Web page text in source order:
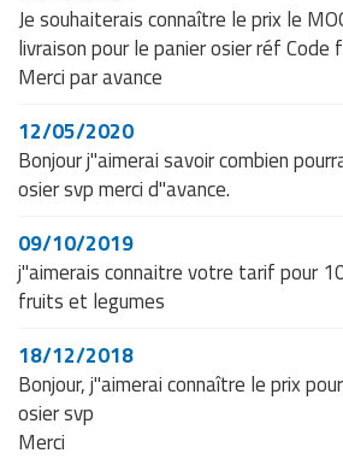
Tuyau galvanisé
Tuyau renforcé
Ventilateurs et aération d'atelier
sportif
Jeu gymnique
Loisirs
Matériel de fitness
Matériel de musculation
Vêtement sportif
Réchaud professionnel
Restauration foraine
Robinetterie professionnelle
Rôtisserie professionnelle
Sautause professionnelle
Table de cuisson professionnelle
Tables de préparation réfrigérées
Je souhaiterais connaître le prix le
livraison pour le panier osier réf
Merci par avance
12/05/2020
Bonjour j"aimerai savoir combien
osier svp merci d"avance.
09/10/2019
j"aimerais connaitre votre tarif pour
fruits et legumes
18/12/2018
Bonjour, j"aimerai connaître le prix
osier svp
Merci